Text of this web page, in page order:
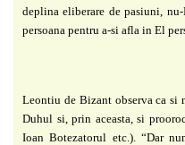
deplina eliberare de pasiuni,
persoana pentru a-si afla in El
Leontiu de Bizant observa ca si
Duhul si, prin aceasta, si
Ioan Botezatorul etc.). “Dar